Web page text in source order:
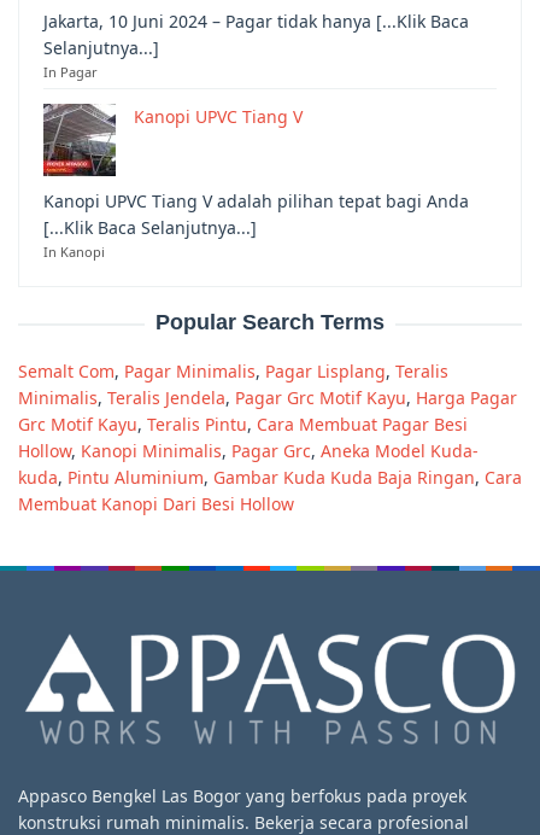
Jakarta, 10 Juni 2024 – Pagar tidak hanya [...Klik Baca
Selanjutnya...]
In Pagar
Kanopi UPVC Tiang V
Kanopi UPVC Tiang V adalah pilihan tepat bagi Anda
[...Klik Baca Selanjutnya...]
In Kanopi
Popular Search Terms
Semalt Com, Pagar Minimalis, Pagar Lisplang, Teralis
Minimalis, Teralis Jendela, Pagar Grc Motif Kayu, Harga Pagar
Grc Motif Kayu, Teralis Pintu, Cara Membuat Pagar Besi
Hollow, Kanopi Minimalis, Pagar Grc, Aneka Model Kuda-
kuda, Pintu Aluminium, Gambar Kuda Kuda Baja Ringan, Cara
Membuat Kanopi Dari Besi Hollow
Appasco Bengkel Las Bogor yang berfokus pada proyek
konstruksi rumah minimalis. Bekerja secara profesional